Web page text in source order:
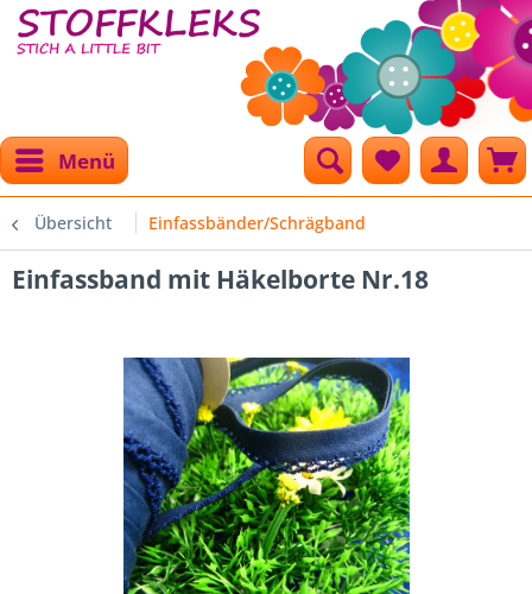
Menü
Übersicht Einfassbänder/Schrägband
Einfassband mit Häkelborte Nr.18